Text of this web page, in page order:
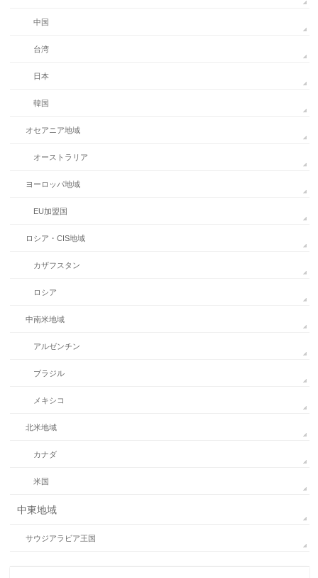
中国
台湾
日本
韓国
オセアニア地域
オーストラリア
ヨーロッパ地域
EU加盟国
ロシア・CIS地域
カザフスタン
ロシア
中南米地域
アルゼンチン
ブラジル
メキシコ
北米地域
カナダ
米国
中東地域
サウジアラビア王国